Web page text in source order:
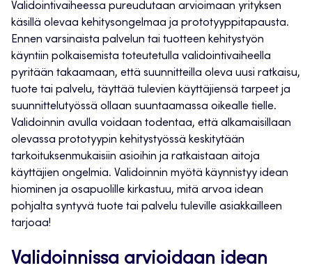
Validointivaiheessa pureudutaan arvioimaan yrityksen
käsillä olevaa kehitysongelmaa ja prototyyppitapausta.
Ennen varsinaista palvelun tai tuotteen kehitystyön
käyntiin polkaisemista toteutetulla validointivaiheella
pyritään takaamaan, että suunnitteilla oleva uusi ratkaisu,
tuote tai palvelu, täyttää tulevien käyttäjiensä tarpeet ja
suunnittelutyössä ollaan suuntaamassa oikealle tielle.
Validoinnin avulla voidaan todentaa, että alkamaisillaan
olevassa prototyypin kehitystyössä keskitytään
tarkoituksenmukaisiin asioihin ja ratkaistaan aitoja
käyttäjien ongelmia. Validoinnin myötä käynnistyy idean
hiominen ja osapuolille kirkastuu, mitä arvoa idean
pohjalta syntyvä tuote tai palvelu tuleville asiakkailleen
tarjoaa!
Validoinnissa arvioidaan idean